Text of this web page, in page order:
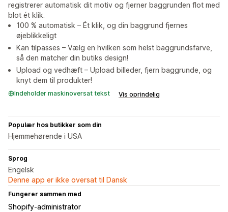
registrerer automatisk dit motiv og fjerner baggrunden flot med
blot ét klik.
100 % automatisk – Ét klik, og din baggrund fjernes
øjeblikkeligt
Kan tilpasses – Vælg en hvilken som helst baggrundsfarve,
så den matcher din butiks design!
Upload og vedhæft – Upload billeder, fjern baggrunde, og
knyt dem til produkter!
Indeholder maskinoversat tekst Vis oprindelig
Populær hos butikker som din
Hjemmehørende i USA
Sprog
Engelsk
Denne app er ikke oversat til Dansk
Fungerer sammen med
Shopify-administrator